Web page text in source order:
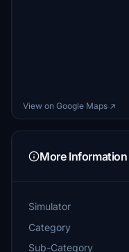
View on Google Maps ↗
More Information
Simulator
Category
Sub-Category